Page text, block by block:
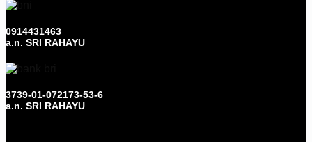
0914431463
a.n. SRI RAHAYU
3739-01-072173-53-6
a.n. SRI RAHAYU